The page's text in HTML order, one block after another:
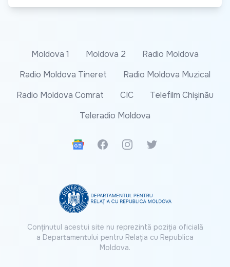
Moldova 1 Moldova 2
Radio Moldova
Radio Moldova Tineret
Radio Moldova Muzical
Radio Moldova Comrat
CIC
Telefilm Chișinău
Teleradio Moldova
Google News
FacebookInstagramTwitter
Conținutul acestui site nu reprezintă poziția oficială
a Departamentului pentru Relația cu Republica
Moldova.